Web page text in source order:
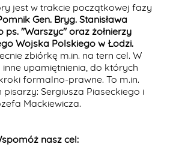
jest w trakcie początkowej fazy
Gen. Bryg. Stanisława
ps. "Warszyc" oraz żołnierzy
Wojska Polskiego w Łodzi.
zbiórkę m.in. na tern cel. W
upamiętnienia, do których
formalno-prawne. To m.in.
Sergiusza Piaseckiego i
Mackiewicza.
nasz cel: